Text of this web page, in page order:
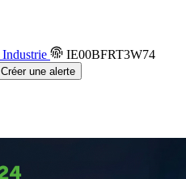
Industrie IE00BFRT3W74
Créer une alerte